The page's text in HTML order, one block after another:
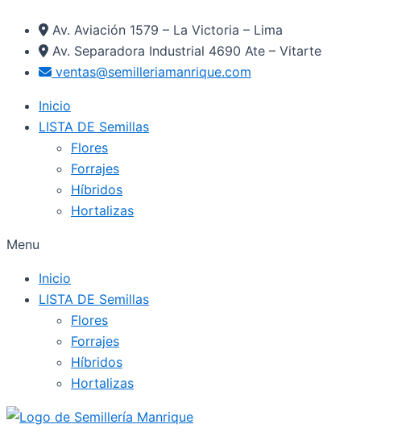
contenido
Av. Aviación 1579 – La Victoria – Lima
Av. Separadora Industrial 4690 Ate – Vitarte
ventas@semilleriamanrique.com
Inicio
LISTA DE Semillas
Flores
Forrajes
Híbridos
Hortalizas
Menu
Inicio
LISTA DE Semillas
Flores
Forrajes
Híbridos
Hortalizas